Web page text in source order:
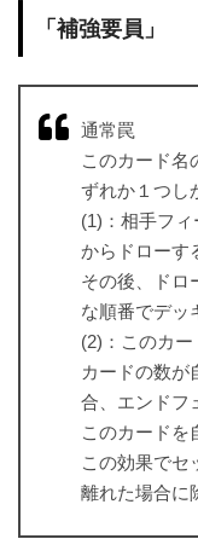
「補強要員」
通常罠
このカード名
ずれか１つし
(1)：相手フ
からドローす
その後、ドロ
な順番でデッ
(2)：このカ
カードの数が
合、エンドフ
このカードを
この効果でセ
離れた場合に